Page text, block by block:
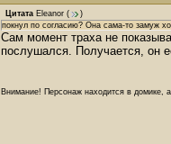
Цитата Eleanor (
)
покнул по согласию? Она сама-то замуж
Сам момент траха не
послушался. Получается, он
Внимание! Персонаж находится в домике,